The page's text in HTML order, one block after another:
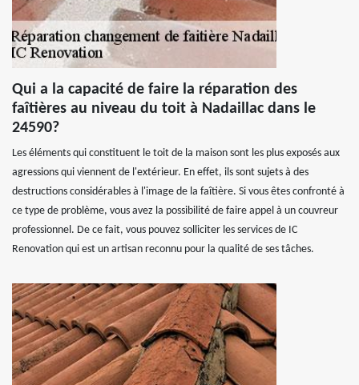
Qui a la capacité de faire la réparation des
faîtières au niveau du toit à Nadaillac dans le
24590?
Les éléments qui constituent le toit de la maison sont les plus exposés aux
agressions qui viennent de l'extérieur. En effet, ils sont sujets à des
destructions considérables à l'image de la faîtière. Si vous êtes confronté à
ce type de problème, vous avez la possibilité de faire appel à un couvreur
professionnel. De ce fait, vous pouvez solliciter les services de IC
Renovation qui est un artisan reconnu pour la qualité de ses tâches.